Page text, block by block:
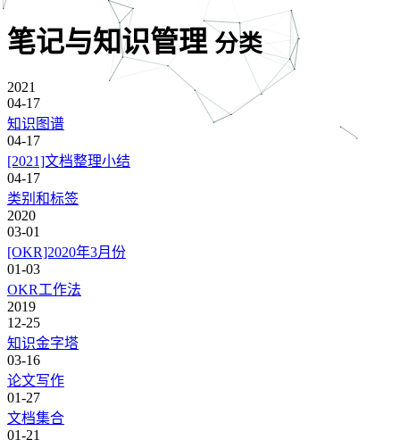
笔记与知识管理 分类
2021
04-17
知识图谱
04-17
[2021]文档整理小结
04-17
类别和标签
2020
03-01
[OKR]2020年3月份
01-03
OKR工作法
2019
12-25
知识金字塔
03-16
论文写作
01-27
文档集合
01-21